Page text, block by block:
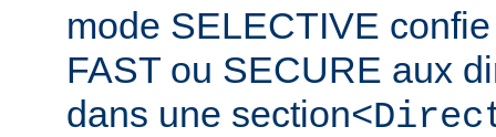
mode SELECTIVE
FAST ou SECURE aux
dans une section